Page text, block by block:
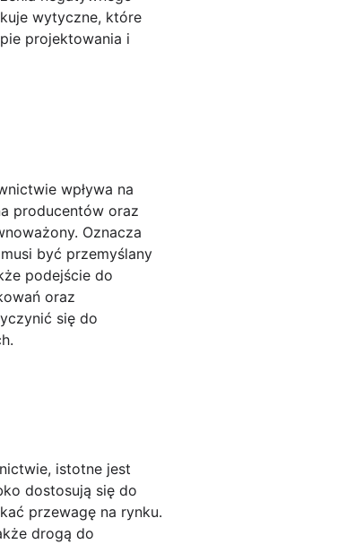
wytyczne, które
projektowania i
wpływa na
producentów oraz
Oznacza
być przemyślany
podejście do
oraz
się do
istotne jest
dostosują się do
przewagę na rynku.
drogą do